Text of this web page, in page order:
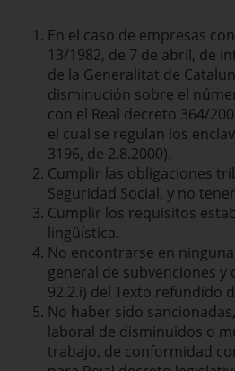
En el caso de empresas
13/1982, de 7 de abril, de
de la Generalitat de
disminución sobre el
con el Real decreto 364/
el cual se regulan los
3196, de 2.8.2000).
Cumplir las obligaciones
Seguridad Social, y no
Cumplir los requisitos
lingüística.
No encontrarse en
general de subvenciones y
92.2.i) del Texto refundido
No haber sido
laboral de disminuidos o
trabajo, de conformidad